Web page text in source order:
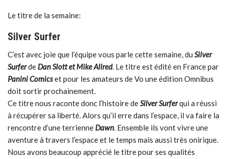
Le titre de la semaine:
Silver Surfer
C’est avec joie que l’équipe vous parle cette semaine, du Silver
SurferdeDan Slott et Mike Allred. Le titre est édité en France par
Panini Comicset pour les amateurs de Vo une édition Omnibus
doit sortir prochainement.
Ce titre nous raconte donc l’histoire deSilver Surferqui a réussi
à récupérer sa liberté. Alors qu’il erre dans l’espace, il va faire la
rencontre d’une terrienneDawn. Ensemble ils vont vivre une
aventure à travers l’espace et le temps mais aussi très onirique.
Nous avons beaucoup apprécié le titre pour ses qualités